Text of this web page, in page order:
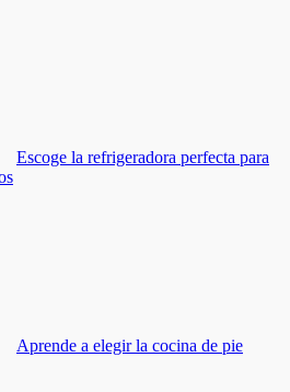
Escoge la refrigeradora perfecta para
Aprende a elegir la cocina de pie